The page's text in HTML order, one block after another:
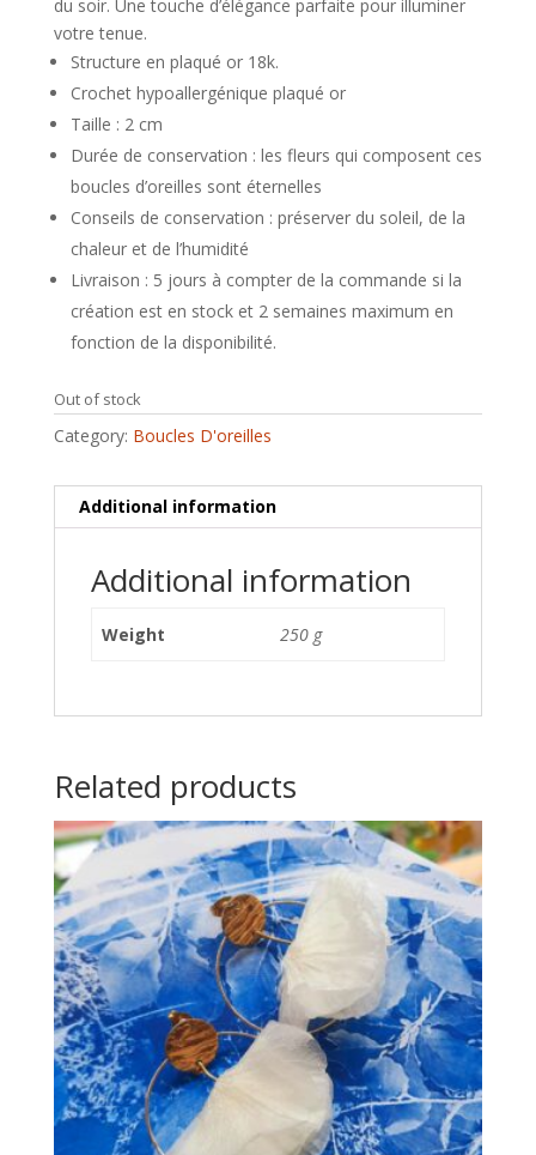
du soir. Une touche d’élégance parfaite pour illuminer
votre tenue.
Structure en plaqué or 18k.
Crochet hypoallergénique plaqué or
Taille : 2 cm
Durée de conservation : les fleurs qui composent ces
boucles d’oreilles sont éternelles
Conseils de conservation : préserver du soleil, de la
chaleur et de l’humidité
Livraison : 5 jours à compter de la commande si la
création est en stock et 2 semaines maximum en
fonction de la disponibilité.
Out of stock
Category: Boucles D'oreilles
Additional information
Additional information
Weight 250 g
Related products